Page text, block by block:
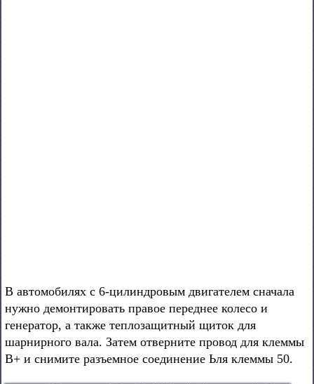
В автомобилях с 6-цилиндровым двигателем сначала
нужно демонтировать правое переднее колесо и
генератор, а также теплозащитный щиток для
шарнирного вала. Затем отверните провод для клеммы
В+ и снимите разъемное соединение Ьля клеммы 50.